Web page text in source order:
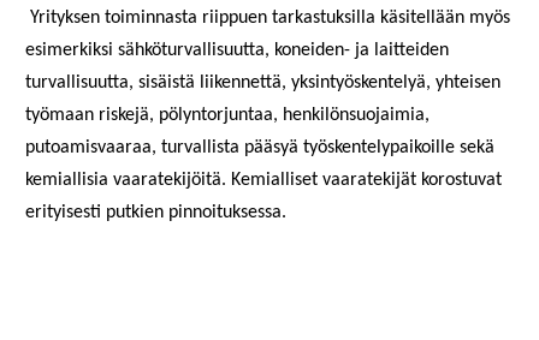
Yrityksen toiminnasta riippuen tarkastuksilla käsitellään myös
esimerkiksi sähköturvallisuutta, koneiden- ja laitteiden
turvallisuutta, sisäistä liikennettä, yksintyöskentelyä, yhteisen
työmaan riskejä, pölyntorjuntaa, henkilönsuojaimia,
putoamisvaaraa, turvallista pääsyä työskentelypaikoille sekä
kemiallisia vaaratekijöitä. Kemialliset vaaratekijät korostuvat
erityisesti putkien pinnoituksessa.